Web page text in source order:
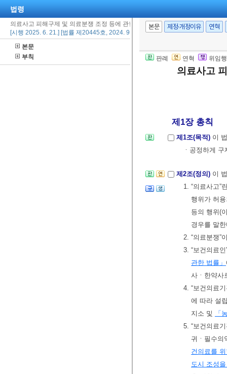
법령
의료사고 피해구제 및 의료분쟁 조정 등에 관한 법률
[시행 2025. 6. 21.] [법률 제20445호, 2024. 9. 20., 타법개정]
본문
부칙
본문 제정·개정이유 연혁
판례 연혁 위임
의료사고
제1장 총칙
제1조(목적) 이
ㆍ공정하게
제2조(정의) 이
1. “의료사고”
행위가 허
등의 행위(
경우를 말
2. “의료분쟁”
3. “보건의료
관한 법률」
사ㆍ한약사
4. “보건의료
에 따라 설
지소 및
「
5. “보건의료
귀ㆍ필수
건의료를
도시 조성